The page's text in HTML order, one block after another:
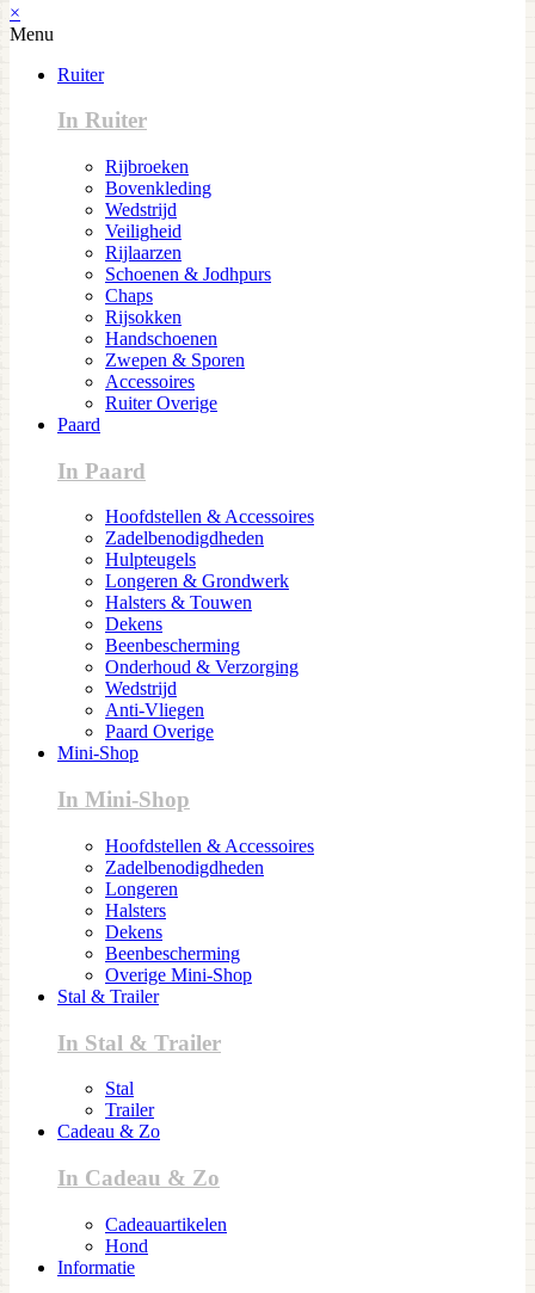
×
Menu
Ruiter
In Ruiter
Rijbroeken
Bovenkleding
Wedstrijd
Veiligheid
Rijlaarzen
Schoenen & Jodhpurs
Chaps
Rijsokken
Handschoenen
Zwepen & Sporen
Accessoires
Ruiter Overige
Paard
In Paard
Hoofdstellen & Accessoires
Zadelbenodigdheden
Hulpteugels
Longeren & Grondwerk
Halsters & Touwen
Dekens
Beenbescherming
Onderhoud & Verzorging
Wedstrijd
Anti-Vliegen
Paard Overige
Mini-Shop
In Mini-Shop
Hoofdstellen & Accessoires
Zadelbenodigdheden
Longeren
Halsters
Dekens
Beenbescherming
Overige Mini-Shop
Stal & Trailer
In Stal & Trailer
Stal
Trailer
Cadeau & Zo
In Cadeau & Zo
Cadeauartikelen
Hond
Informatie